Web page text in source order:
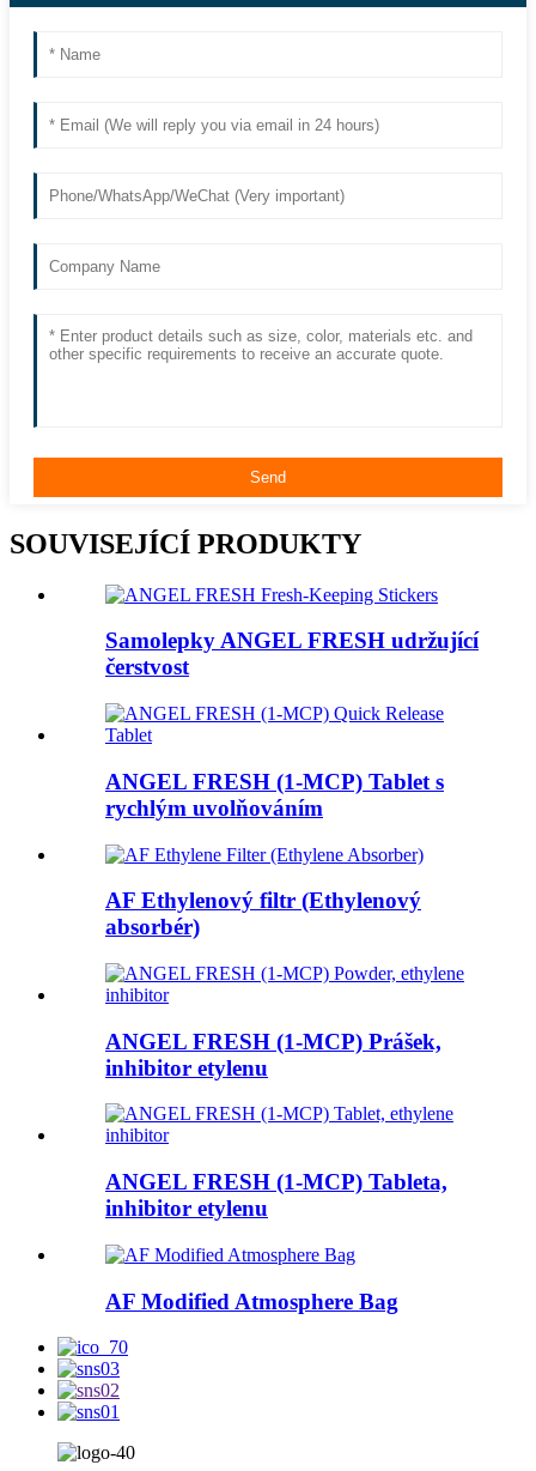
SOUVISEJÍCÍ PRODUKTY
Samolepky ANGEL FRESH udržující
čerstvost
ANGEL FRESH (1-MCP) Tablet s
rychlým uvolňováním
AF Ethylenový filtr (Ethylenový
absorbér)
ANGEL FRESH (1-MCP) Prášek,
inhibitor etylenu
ANGEL FRESH (1-MCP) Tableta,
inhibitor etylenu
AF Modified Atmosphere Bag